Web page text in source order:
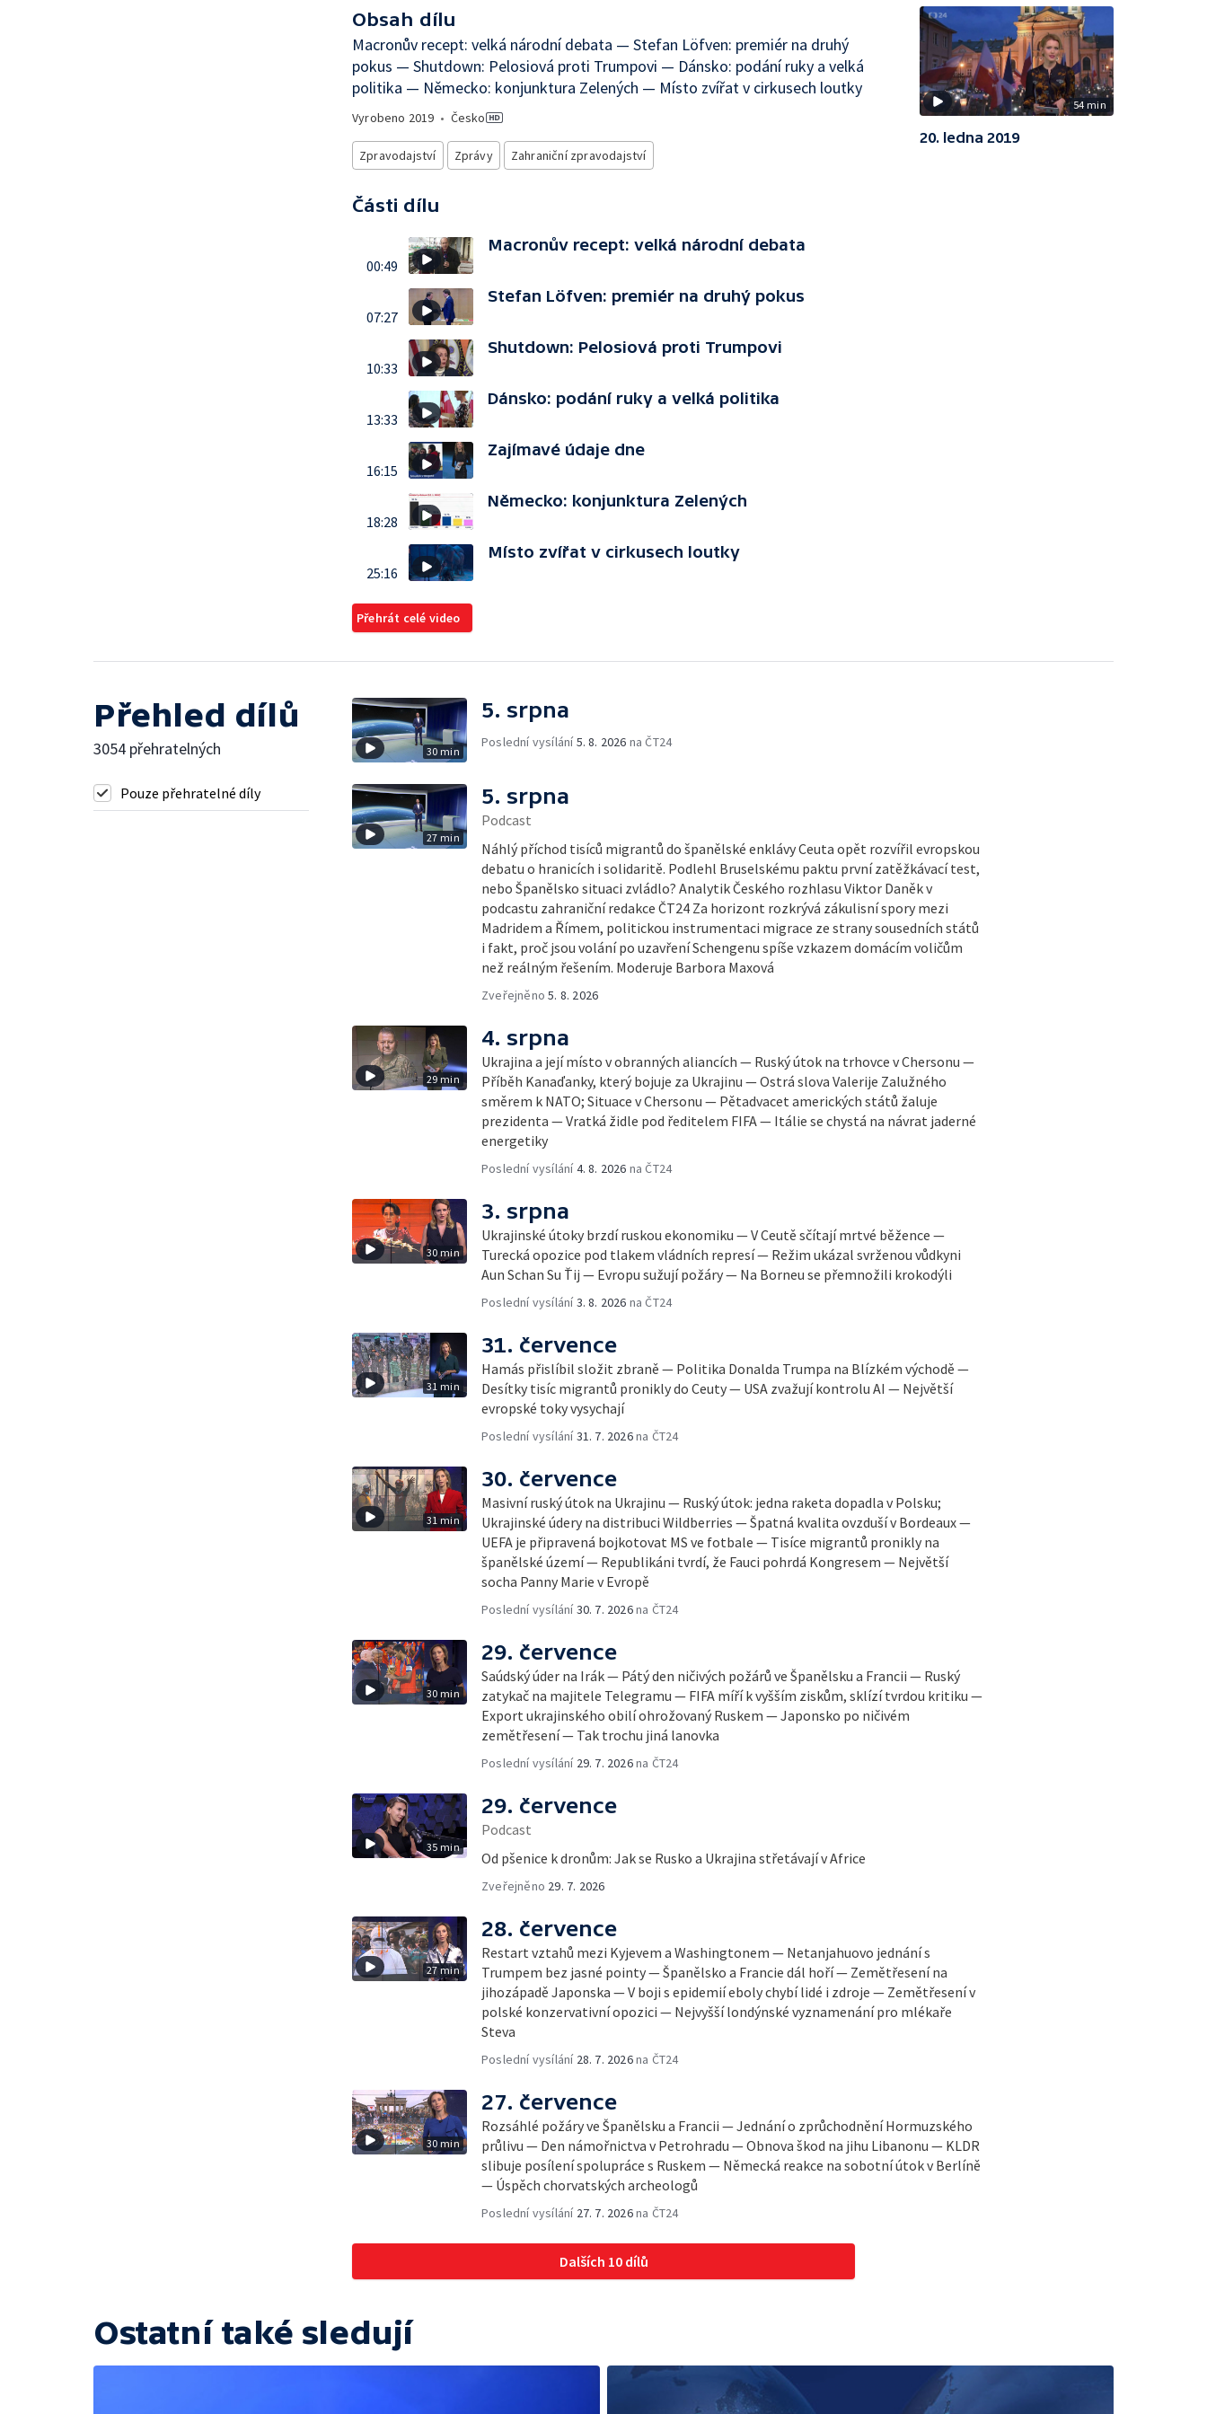
Obsah dílu
Macronův recept: velká národní debata — Stefan Löfven: premiér na druhý
pokus — Shutdown: Pelosiová proti Trumpovi — Dánsko: podání ruky a velká
politika — Německo: konjunktura Zelených — Místo zvířat v cirkusech loutky
Vyrobeno 2019 • Česko
Zpravodajství Zprávy Zahraniční zpravodajství
Části dílu
00:49
Macronův recept: velká národní debata
07:27
Stefan Löfven: premiér na druhý pokus
10:33
Shutdown: Pelosiová proti Trumpovi
13:33
Dánsko: podání ruky a velká politika
16:15
Zajímavé údaje dne
18:28
Německo: konjunktura Zelených
25:16
Místo zvířat v cirkusech loutky
Přehrát celé video
54 min
20. ledna 2019
Přehled dílů
3054 přehratelných
Pouze přehratelné díly
30 min
5. srpna
Poslední vysílání5. 8. 2026 na ČT24
27 min
5. srpna
Podcast
Náhlý příchod tisíců migrantů do španělské enklávy Ceuta opět rozvířil evropskou
debatu o hranicích i solidaritě. Podlehl Bruselskému paktu první zatěžkávací test,
nebo Španělsko situaci zvládlo? Analytik Českého rozhlasu Viktor Daněk v
podcastu zahraniční redakce ČT24 Za horizont rozkrývá zákulisní spory mezi
Madridem a Římem, politickou instrumentaci migrace ze strany sousedních států
i fakt, proč jsou volání po uzavření Schengenu spíše vzkazem domácím voličům
než reálným řešením. Moderuje Barbora Maxová
Zveřejněno5. 8. 2026
29 min
4. srpna
Ukrajina a její místo v obranných aliancích — Ruský útok na trhovce v Chersonu —
Příběh Kanaďanky, který bojuje za Ukrajinu — Ostrá slova Valerije Zalužného
směrem k NATO; Situace v Chersonu — Pětadvacet amerických států žaluje
prezidenta — Vratká židle pod ředitelem FIFA — Itálie se chystá na návrat jaderné
energetiky
Poslední vysílání4. 8. 2026 na ČT24
30 min
3. srpna
Ukrajinské útoky brzdí ruskou ekonomiku — V Ceutě sčítají mrtvé běžence —
Turecká opozice pod tlakem vládních represí — Režim ukázal svrženou vůdkyni
Aun Schan Su Ťij — Evropu sužují požáry — Na Borneu se přemnožili krokodýli
Poslední vysílání3. 8. 2026 na ČT24
31 min
31. července
Hamás přislíbil složit zbraně — Politika Donalda Trumpa na Blízkém východě —
Desítky tisíc migrantů pronikly do Ceuty — USA zvažují kontrolu AI — Největší
evropské toky vysychají
Poslední vysílání31. 7. 2026na ČT24
31 min
30. července
Masivní ruský útok na Ukrajinu — Ruský útok: jedna raketa dopadla v Polsku;
Ukrajinské údery na distribuci Wildberries — Špatná kvalita ovzduší v Bordeaux —
UEFA je připravená bojkotovat MS ve fotbale — Tisíce migrantů pronikly na
španělské území — Republikáni tvrdí, že Fauci pohrdá Kongresem — Největší
socha Panny Marie v Evropě
Poslední vysílání30. 7. 2026na ČT24
30 min
29. července
Saúdský úder na Irák — Pátý den ničivých požárů ve Španělsku a Francii — Ruský
zatykač na majitele Telegramu — FIFA míří k vyšším ziskům, sklízí tvrdou kritiku —
Export ukrajinského obilí ohrožovaný Ruskem — Japonsko po ničivém
zemětřesení — Tak trochu jiná lanovka
Poslední vysílání 29. 7. 2026na ČT24
35 min
29. července
Podcast
Od pšenice k dronům: Jak se Rusko a Ukrajina střetávají v Africe
Zveřejněno 29. 7. 2026
27 min
28. července
Restart vztahů mezi Kyjevem a Washingtonem — Netanjahuovo jednání s
Trumpem bez jasné pointy — Španělsko a Francie dál hoří — Zemětřesení na
jihozápadě Japonska — V boji s epidemií eboly chybí lidé i zdroje — Zemětřesení v
polské konzervativní opozici — Nejvyšší londýnské vyznamenání pro mlékaře
Steva
Poslední vysílání 28. 7. 2026na ČT24
30 min
27. července
Rozsáhlé požáry ve Španělsku a Francii — Jednání o zprůchodnění Hormuzského
průlivu — Den námořnictva v Petrohradu — Obnova škod na jihu Libanonu — KLDR
slibuje posílení spolupráce s Ruskem — Německá reakce na sobotní útok v Berlíně
— Úspěch chorvatských archeologů
Poslední vysílání 27. 7. 2026na ČT24
Dalších 10 dílů
Ostatní také sledují